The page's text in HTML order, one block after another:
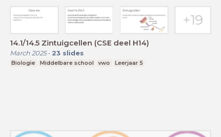
14.1/14.5 Zintuigcellen (CSE deel H14)
March 2025- 23 slides
Biologie Middelbare school vwo Leerjaar 5